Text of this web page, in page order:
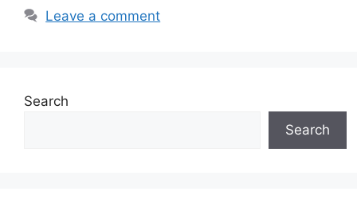
Leave a comment
Search
Search